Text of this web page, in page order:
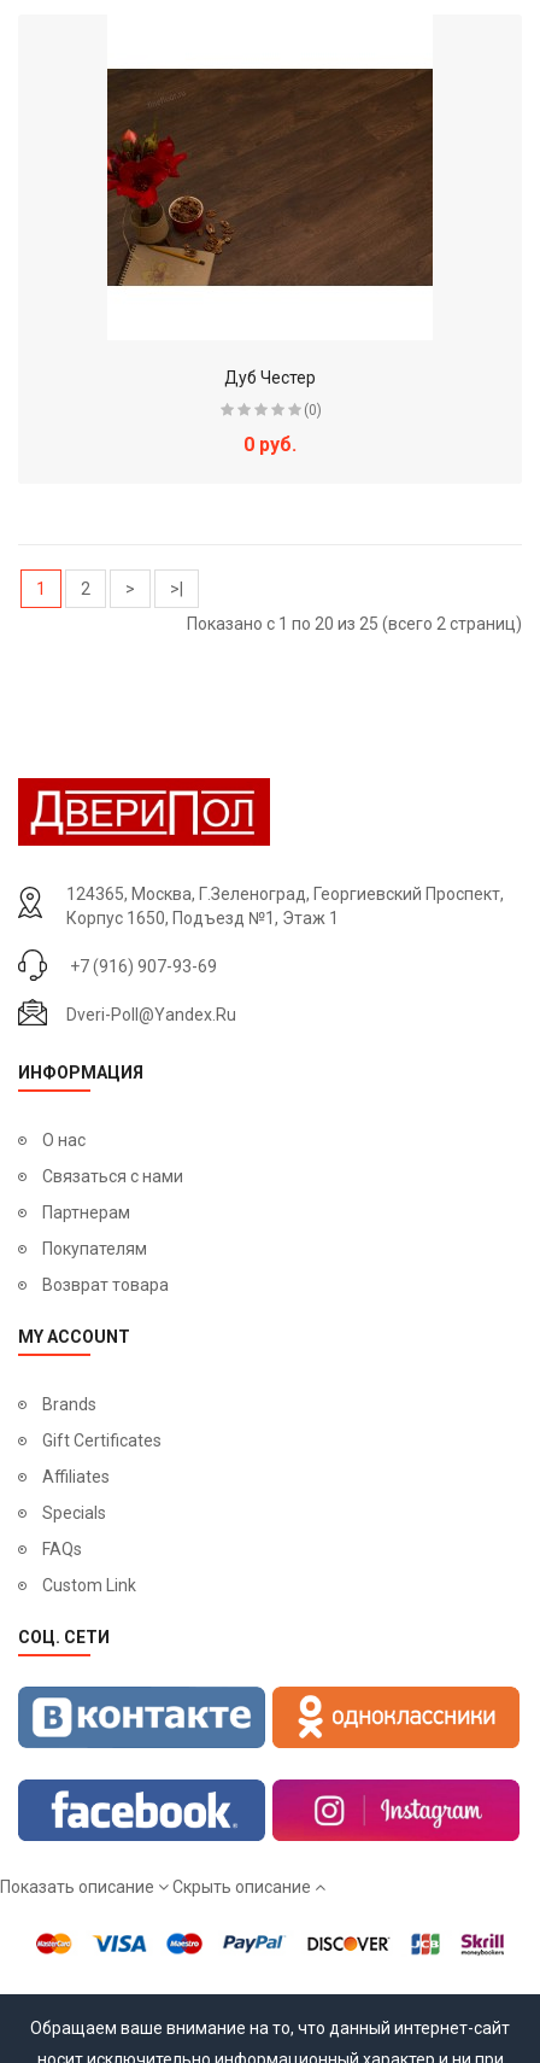
Дуб Честер
(0)
0 руб.
1 2 >
>|
Показано с 1 по 20 из 25 (всего 2 страниц)
124365, Москва, Г.Зеленоград, Георгиевский Проспект,
Корпус 1650, Подъезд №1, Этаж 1
+7 (916) 907-93-69
Dveri-Poll@yandex.ru
ИНФОРМАЦИЯ
О нас
Связаться с нами
Партнерам
Покупателям
Возврат товара
MY ACCOUNT
Brands
Gift Certificates
Affiliates
Specials
FAQs
Custom Link
СОЦ. СЕТИ
Показать описание Скрыть описание
Обращаем ваше внимание на то, что данный интернет-сайт